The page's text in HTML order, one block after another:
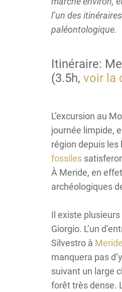
l’un des
paléontologique.
Itinéraire:
(3.5h, voir la
L’excursion au
journée limpide,
région depuis les
fossiles
À Meride, en
archéologiques
Il existe
Giorgio. L’un
Silvestro à Meride
manquera pas
suivant un large
forêt très dense.